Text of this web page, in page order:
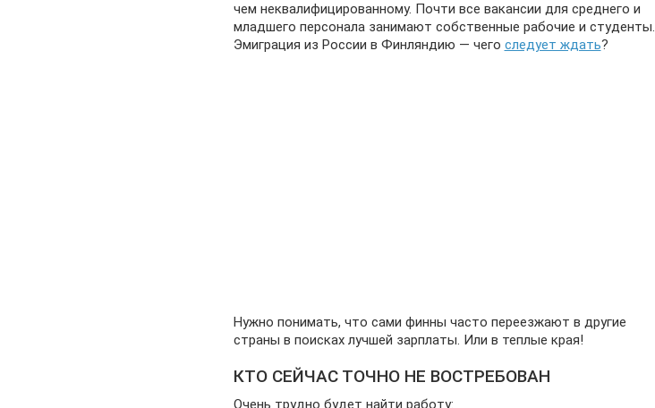
чем неквалифицированному. Почти все вакансии для среднего и
младшего персонала занимают собственные рабочие и студенты.
Эмиграция из России в Финляндию — чего следует ждать?
Нужно понимать, что сами финны часто переезжают в другие
страны в поисках лучшей зарплаты. Или в теплые края!
КТО СЕЙЧАС ТОЧНО НЕ ВОСТРЕБОВАН
Очень трудно будет найти работу: